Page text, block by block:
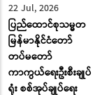
22 Jul, 2026
ပြည်ထောင်စုသမ္မတ
မြန်မာနိုင်ငံတော်
တပ်မတော်
ကာကွယ်ရေးဦးစီးချုပ်
ရုံး စစ်အုပ်ချုပ်ရေး